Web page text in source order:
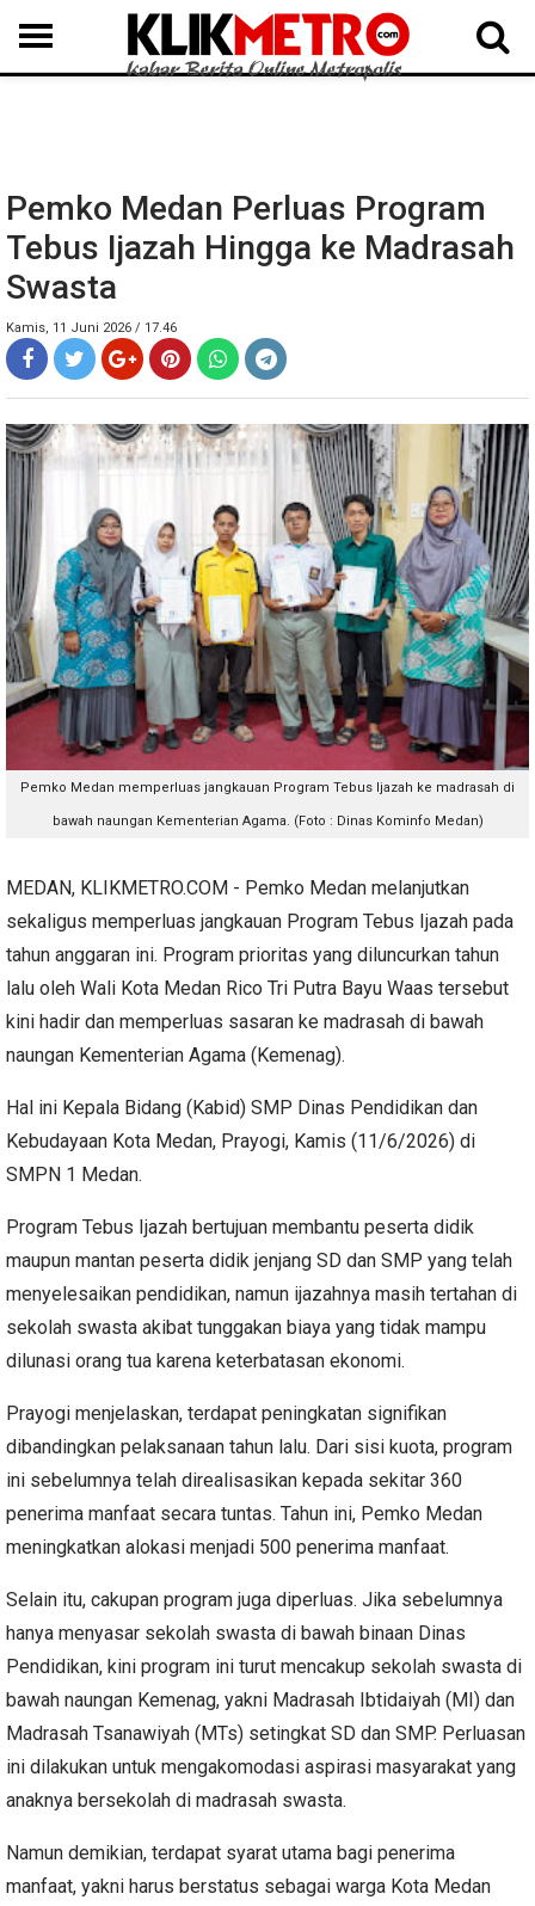
MEDAN LANGKAT DAIRI SAMOSIR TAPUT BATUBARA DELISERDANG
Pemko Medan Perluas Program
Tebus Ijazah Hingga ke Madrasah
Swasta
Kamis, 11 Juni 2026 / 17.46
Pemko Medan memperluas jangkauan Program Tebus Ijazah ke madrasah di
bawah naungan Kementerian Agama. (Foto : Dinas Kominfo Medan)
MEDAN, KLIKMETRO.COM - Pemko Medan melanjutkan
sekaligus memperluas jangkauan Program Tebus Ijazah pada
tahun anggaran ini. Program prioritas yang diluncurkan tahun
lalu oleh Wali Kota Medan Rico Tri Putra Bayu Waas tersebut
kini hadir dan memperluas sasaran ke madrasah di bawah
naungan Kementerian Agama (Kemenag).
Hal ini Kepala Bidang (Kabid) SMP Dinas Pendidikan dan
Kebudayaan Kota Medan, Prayogi, Kamis (11/6/2026) di
SMPN 1 Medan.
Program Tebus Ijazah bertujuan membantu peserta didik
maupun mantan peserta didik jenjang SD dan SMP yang telah
menyelesaikan pendidikan, namun ijazahnya masih tertahan di
sekolah swasta akibat tunggakan biaya yang tidak mampu
dilunasi orang tua karena keterbatasan ekonomi.
Prayogi menjelaskan, terdapat peningkatan signifikan
dibandingkan pelaksanaan tahun lalu. Dari sisi kuota, program
ini sebelumnya telah direalisasikan kepada sekitar 360
penerima manfaat secara tuntas. Tahun ini, Pemko Medan
meningkatkan alokasi menjadi 500 penerima manfaat.
Selain itu, cakupan program juga diperluas. Jika sebelumnya
hanya menyasar sekolah swasta di bawah binaan Dinas
Pendidikan, kini program ini turut mencakup sekolah swasta di
bawah naungan Kemenag, yakni Madrasah Ibtidaiyah (MI) dan
Madrasah Tsanawiyah (MTs) setingkat SD dan SMP. Perluasan
ini dilakukan untuk mengakomodasi aspirasi masyarakat yang
anaknya bersekolah di madrasah swasta.
Namun demikian, terdapat syarat utama bagi penerima
manfaat, yakni harus berstatus sebagai warga Kota Medan